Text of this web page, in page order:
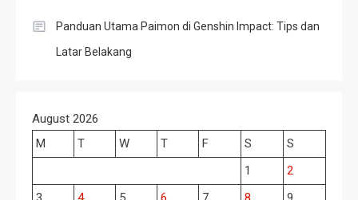
Panduan Utama Paimon di Genshin Impact: Tips dan
Latar Belakang
August 2026
M
T W T F S
S
1
2